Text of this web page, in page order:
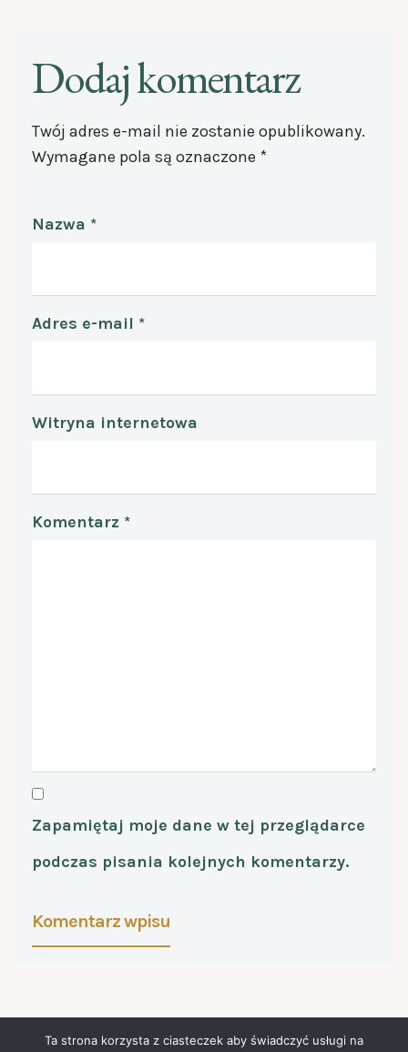
Dodaj komentarz
Twój adres e-mail nie zostanie opublikowany.
Wymagane pola są oznaczone *
Nazwa *
Adres e-mail *
Witryna internetowa
Komentarz *
Zapamiętaj moje dane w tej przeglądarce
podczas pisania kolejnych komentarzy.
Ta strona korzysta z ciasteczek aby świadczyć usługi na